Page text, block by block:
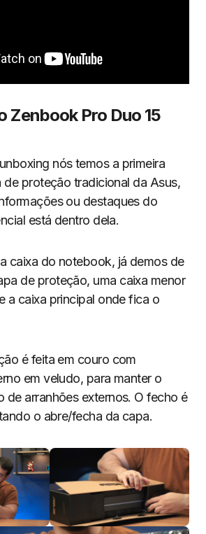
Zenbook Pro Duo 15
nós temos a primeira
de proteção tradicional da Asus,
ou destaques do
está dentro dela.
caixa do notebook, já demos de
de proteção, uma caixa menor
a caixa principal onde fica o
é feita em couro com
em veludo, para manter o
de arranhões externos. O fecho é
o abre/fecha da capa.